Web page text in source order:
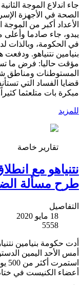
جاء اندلاع الموجة
الصحة في الأجهزة
الأعداد أكبر من الموجة
يبدو، جاء صادما
في الحكومة، وبالذات
بنيامين نتنياهو.
مؤقت حاليا: فرض ما
المستوطنات ومناطق
قضايا الفساد التي
مبكرة بات متلعثما
للمزيد
تقارير خاصة
نتنياهو مع
طرح مسألة
التفاصيل
18 مايو 2020
5558
أمس الأحد اليمين
أعضاء الكنيست في